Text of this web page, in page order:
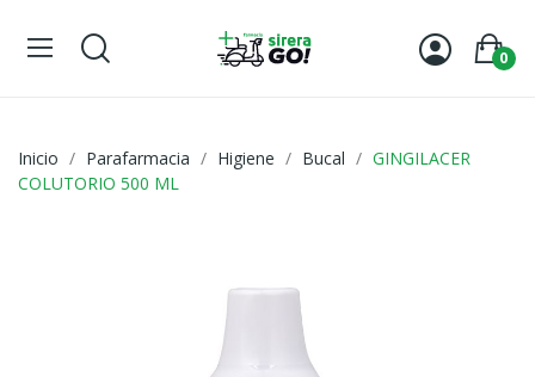
0
Inicio Parafarmacia Higiene Bucal
GINGILACER
COLUTORIO 500 ML